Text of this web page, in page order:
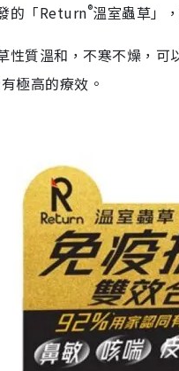
的「Return®溫室蟲草」
性質溫和，不寒不燥，
極高的療效。